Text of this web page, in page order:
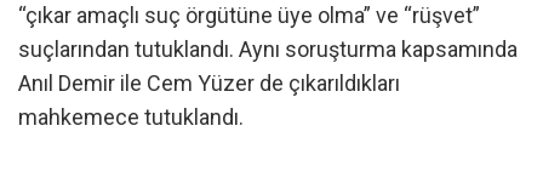
“çıkar amaçlı suç örgütüne üye olma” ve “rüşvet”
suçlarından tutuklandı. Aynı soruşturma kapsamında
Anıl Demir ile Cem Yüzer de çıkarıldıkları
mahkemece tutuklandı.